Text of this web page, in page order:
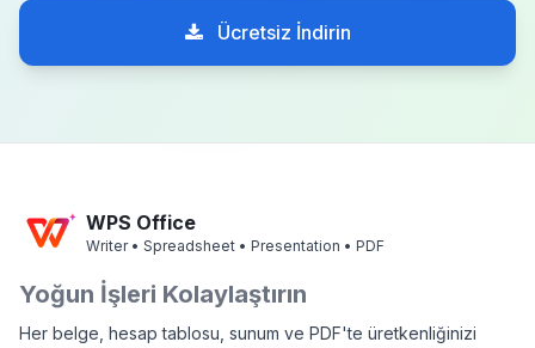
Ücretsiz İndirin
WPS Office
Writer • Spreadsheet • Presentation • PDF
Yoğun İşleri Kolaylaştırın
Her belge, hesap tablosu, sunum ve PDF'te üretkenliğinizi